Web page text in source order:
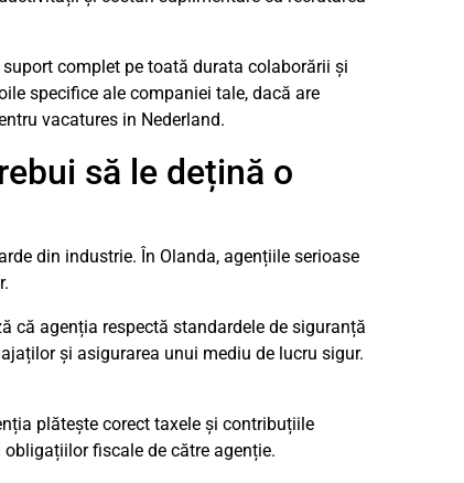
complet pe toată durata colaborării și
specifice ale companiei tale, dacă are
vacatures in Nederland.
să le dețină o
din industrie. În Olanda, agențiile serioase
că agenția respectă standardele de siguranță
și asigurarea unui mediu de lucru sigur.
plătește corect taxele și contribuțiile
fiscale de către agenție.